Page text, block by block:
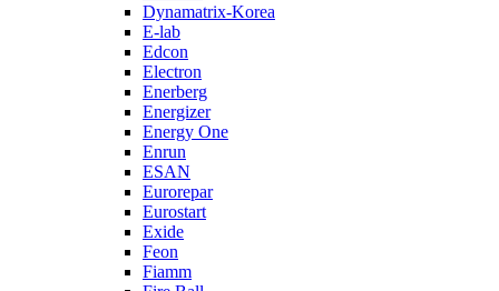
Dynamatrix-Korea
E-lab
Edcon
Electron
Enerberg
Energizer
Energy One
Enrun
ESAN
Eurorepar
Eurostart
Exide
Feon
Fiamm